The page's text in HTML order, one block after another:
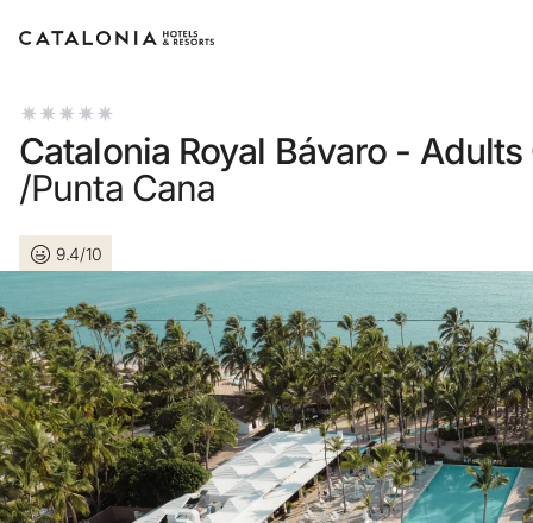
LOGIN
Passwort vergessen?
oder verwenden Sie eine der
Mit Google anmelden
Sitzung nur mit E-Mail-Adresse
Catalonia Royal Bávaro - Adults
/Punta Cana
9.4/10